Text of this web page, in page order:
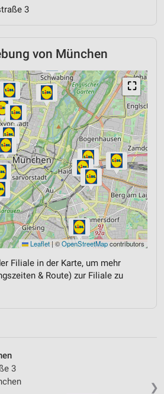
3
von München
⛶
Leaflet| ©OpenStreetMapcontributors
Filiale in der Karte, um mehr
& Route) zur Filiale zu
❯
3